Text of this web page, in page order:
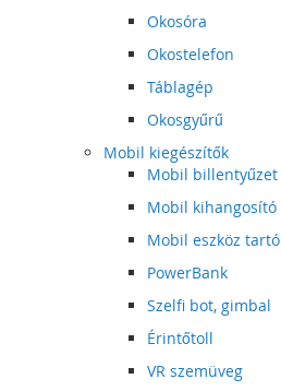
Okosóra
Okostelefon
Táblagép
Okosgyűrű
Mobil kiegészítők
Mobil billentyűzet
Mobil kihangosító
Mobil eszköz tartó
PowerBank
Szelfi bot, gimbal
Érintőtoll
VR szemüveg